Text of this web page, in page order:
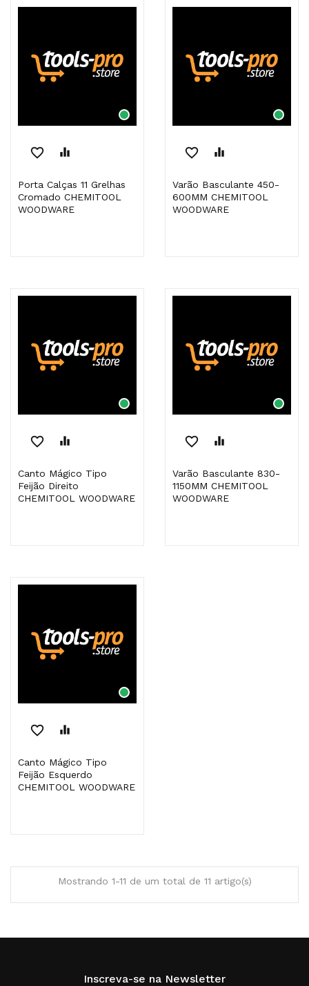
favorite_border equalizer
Porta Calças 11 Grelhas
Cromado CHEMITOOL
WOODWARE
favorite_border equalizer
Varão Basculante 450-
600MM CHEMITOOL
WOODWARE
favorite_border equalizer
Canto Mágico Tipo
Feijão Direito
CHEMITOOL WOODWARE
favorite_border equalizer
Varão Basculante 830-
1150MM CHEMITOOL
WOODWARE
favorite_border equalizer
Canto Mágico Tipo
Feijão Esquerdo
CHEMITOOL WOODWARE
Mostrando 1-11 de um total de 11 artigo(s)
Inscreva-se na Newsletter